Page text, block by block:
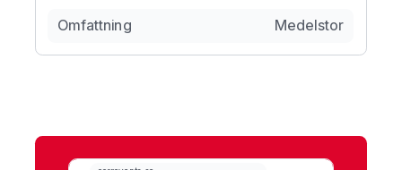
Omfattning
Medelstor